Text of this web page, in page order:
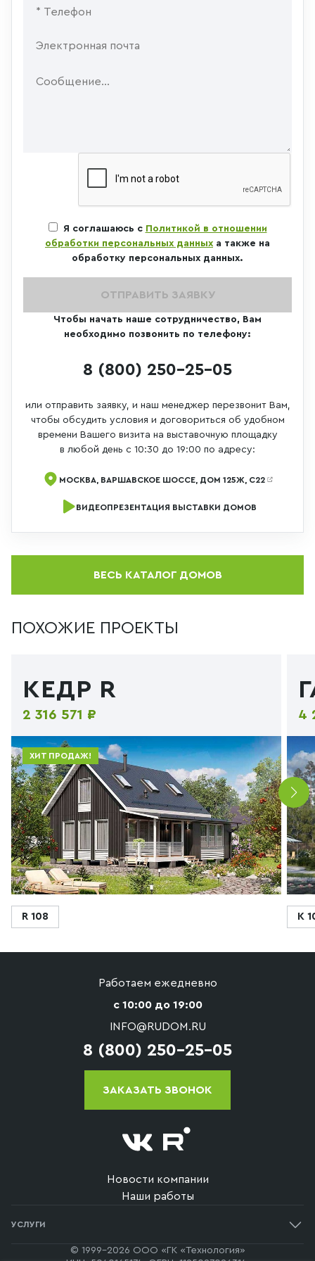
Чтобы начать наше сотрудничество, Вам
необходимо позвонить по телефону:
8 (800) 250-25-05
или отправить заявку, и наш менеджер перезвонит Вам,
чтобы обсудить условия и договориться об удобном
времени Вашего визита на выставочную площадку
в любой день с 10:30 до 19:00 по адресу:
МОСКВА, ВАРШАВСКОЕ ШОССЕ, ДОМ 125Ж, С22
ВИДЕОПРЕЗЕНТАЦИЯ ВЫСТАВКИ ДОМОВ
Я соглашаюсь с Политикой в отношении
обработки персональных данных а также на
обработку персональных данных.
ОТПРАВИТЬ ЗАЯВКУ
ВЕСЬ КАТАЛОГ ДОМОВ
ПОХОЖИЕ ПРОЕКТЫ
КЕДР R
2 316 571 ₽
ХИТ ПРОДАЖ!
R 108
4
К
Работаем ежедневно
с 10:00 до 19:00
INFO@RUDOM.RU
8 (800) 250-25-05
ЗАКАЗАТЬ ЗВОНОК
Новости компании
Наши работы
УСЛУГИ
Одноэтажные дома
© 1999-2026 ООО «ГК «Технология»